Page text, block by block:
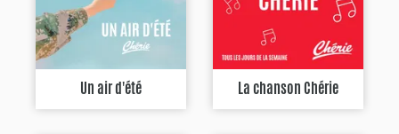
Un air d'été La chanson Chérie